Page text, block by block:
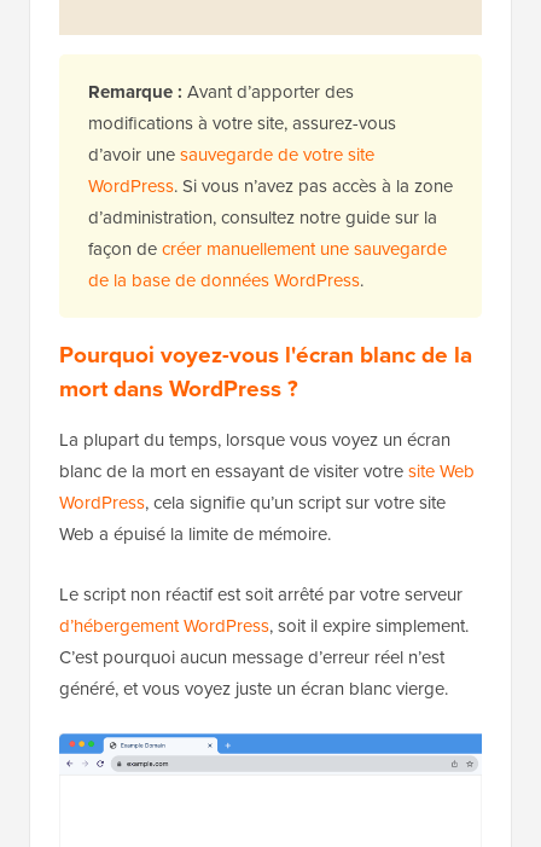
Remarque : Avant d’apporter des
modifications à votre site, assurez-vous
d’avoir unesauvegarde de votre site
WordPress. Si vous n’avez pas accès à la zone
d’administration, consultez notre guide sur la
façon decréer manuellement une sauvegarde
de la base de données WordPress.
Pourquoi voyez-vous l'écran blanc de la
mort dans WordPress ?
La plupart du temps, lorsque vous voyez un écran
blanc de la mort en essayant de visiter votresite Web
WordPress, cela signifie qu’un script sur votre site
Web a épuisé la limite de mémoire.
Le script non réactif est soit arrêté par votre serveur
d’hébergement WordPress, soit il expire simplement.
C’est pourquoi aucun message d’erreur réel n’est
généré, et vous voyez juste un écran blanc vierge.